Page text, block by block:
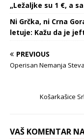
„Ležaljke su 1 €, a
Ni Grčka, ni Crna
letuje: Kažu da je
PREVIOUS
Operisan Nemanja
Košarkašice
VAŠ KOMENTAR